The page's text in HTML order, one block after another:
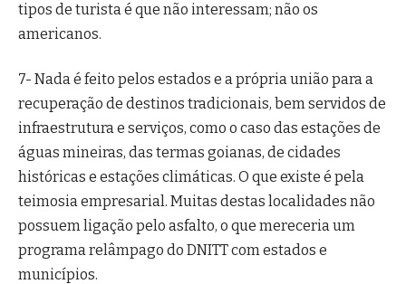
tipos de turista é que não interessam; não os
americanos.
7- Nada é feito pelos estados e a própria união para a
recuperação de destinos tradicionais, bem servidos de
infraestrutura e serviços, como o caso das estações de
águas mineiras, das termas goianas, de cidades
históricas e estações climáticas. O que existe é pela
teimosia empresarial. Muitas destas localidades não
possuem ligação pelo asfalto, o que mereceria um
programa relâmpago do DNITT com estados e
municípios.